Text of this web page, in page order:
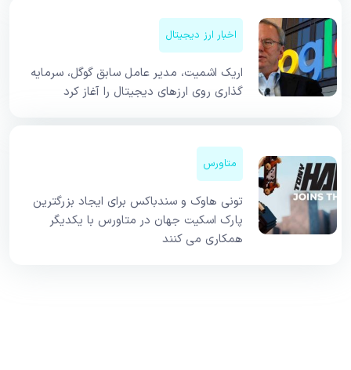
اخبار ارز دیجیتال
اریک اشمیت، مدیر عامل سابق گوگل، سرمایه
گذاری روی ارزهای دیجیتال را آغاز کرد
متاورس
تونی هاوک و سندباکس برای ایجاد بزرگترین
پارک اسکیت جهان در متاورس با یکدیگر
همکاری می کنند